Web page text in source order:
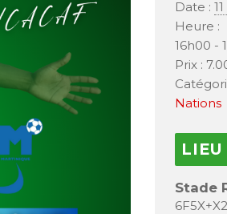
Date :
Heure :
16h00 -
Prix :
Nations
LIEU
Stade